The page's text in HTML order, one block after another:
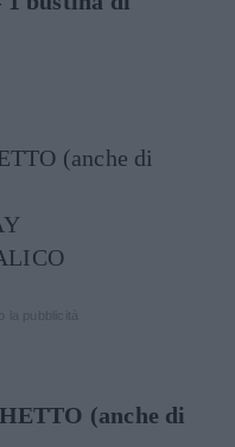
(anche di
(anche di